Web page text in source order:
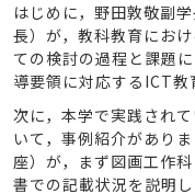
はじめに，野田敦敬副
長）が，教科教育にお
ての検討の過程と課題
導要領に対応するICT教
次に，本学で実践され
いて，事例紹介があり
座）が，まず図画工作
書での記載状況を説明